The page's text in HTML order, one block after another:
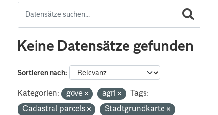
Keine Datensätze gefunden
Sortieren nach
Kategorien: gove agri
Tags:
Cadastral parcels
Stadtgrundkarte